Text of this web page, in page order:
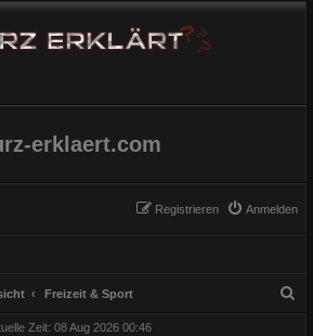
erklaert.com
Anmelden
Registrieren
Freizeit & Sport
Zeit: 08 Aug 2026 00:46